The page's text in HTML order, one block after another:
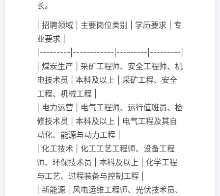
长。
| 招聘领域 | 主要岗位类别 | 学历要求 | 专
业要求 |
|---------|------------|---------|---------|
| 煤炭生产 | 采矿工程师、安全工程师、机
电技术员 | 本科及以上 | 采矿工程、安全
工程、机械工程 |
| 电力运营 | 电气工程师、运行值班员、检
修技术员 | 本科及以上 | 电气工程及其自
动化、能源与动力工程 |
| 化工技术 | 化工工艺工程师、设备工程
师、环保技术员 | 本科及以上 | 化学工程
与工艺、过程装备与控制工程 |
| 新能源 | 风电运维工程师、光伏技术员、